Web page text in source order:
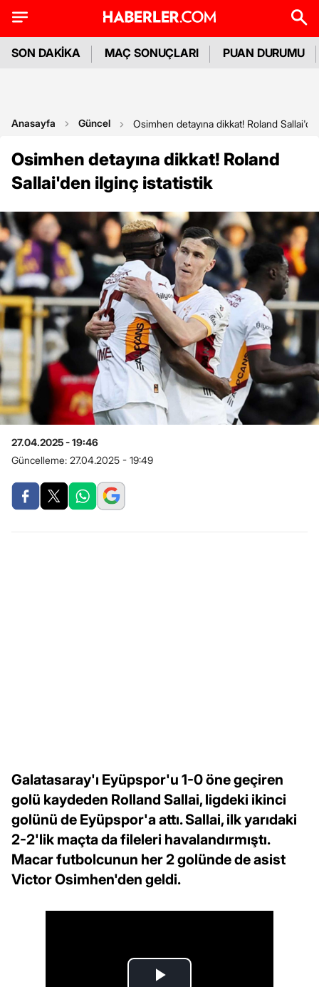
SON DAKİKA MAÇ SONUÇLARI PUAN DURUMU
Anasayfa Güncel Osimhen detayına dikkat! Roland
Osimhen detayına dikkat! Roland
Sallai'den ilginç istatistik
27.04.2025 - 19:46
Güncelleme: 27.04.2025 - 19:49
Galatasaray'ı Eyüpspor'u 1-0 öne geçiren
golü kaydeden Rolland Sallai, ligdeki ikinci
golünü de Eyüpspor'a attı. Sallai, ilk yarıdaki
2-2'lik maçta da fileleri havalandırmıştı.
Macar futbolcunun her 2 golünde de asist
Victor Osimhen'den geldi.